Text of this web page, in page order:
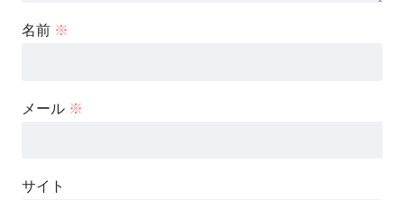
名前 ※
メール ※
サイト